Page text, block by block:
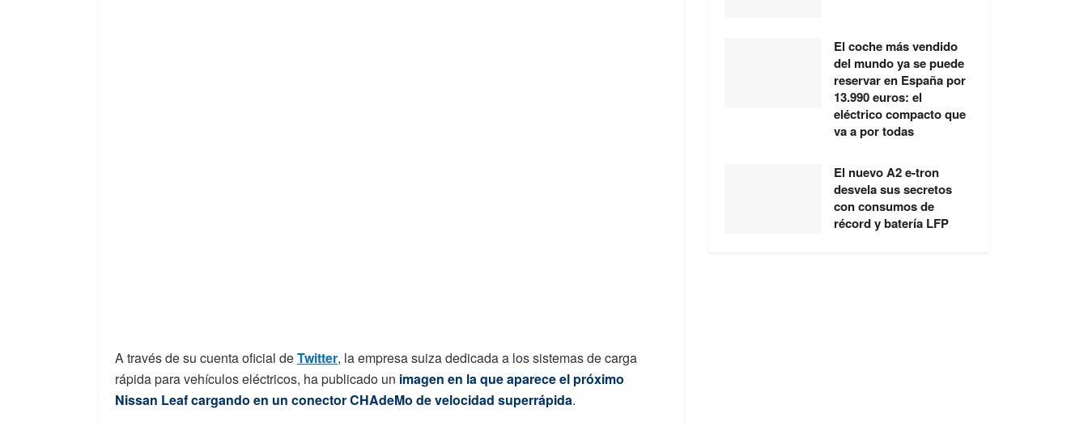
A través de su cuenta oficial deTwitter, la empresa suiza dedicada a los sistemas de carga
rápida para vehículos eléctricos, ha publicado un imagen en la que aparece el próximo
Nissan Leaf cargando en un conector CHAdeMo de velocidad superrápida.
El coche más vendido
del mundo ya se puede
reservar en España por
13.990 euros: el
eléctrico compacto que
va a por todas
El nuevo A2 e-tron
desvela sus secretos
con consumos de
récord y batería LFP